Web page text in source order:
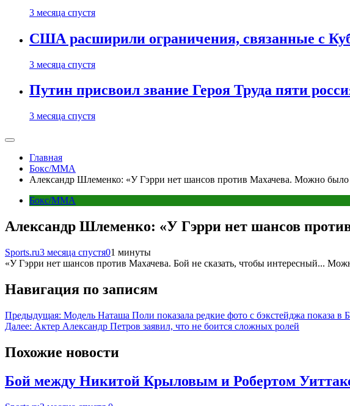
3 месяца спустя
США расширили ограничения, связанные с
3 месяца спустя
Путин присвоил звание Героя Труда пяти
3 месяца спустя
Главная
Бокс/MMA
Александр Шлеменко: «У Гэрри нет шансов против Махачева. Можно было
Бокс/MMA
Александр Шлеменко: «У Гэрри нет шансов
Sports.ru3 месяца спустя01 минуты
«У Гэрри нет шансов против Махачева. Бой не сказать, чтобы интересный...
Навигация по записям
Предыдущая: Модель Наташа Поли показала редкие фото с бэкстейджа показа в
Далее: Актер Александр Петров заявил, что не боится сложных ролей
Похожие новости
Бой между Никитой Крыловым и Робертом